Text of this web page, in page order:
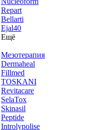
Repart
Bellarti
Ejal40
Ещё
Мезотерапия
Dermaheal
Fillmed
TOSKANI
Revitacare
SelaTox
Skinasil
Peptide
Introlypolise